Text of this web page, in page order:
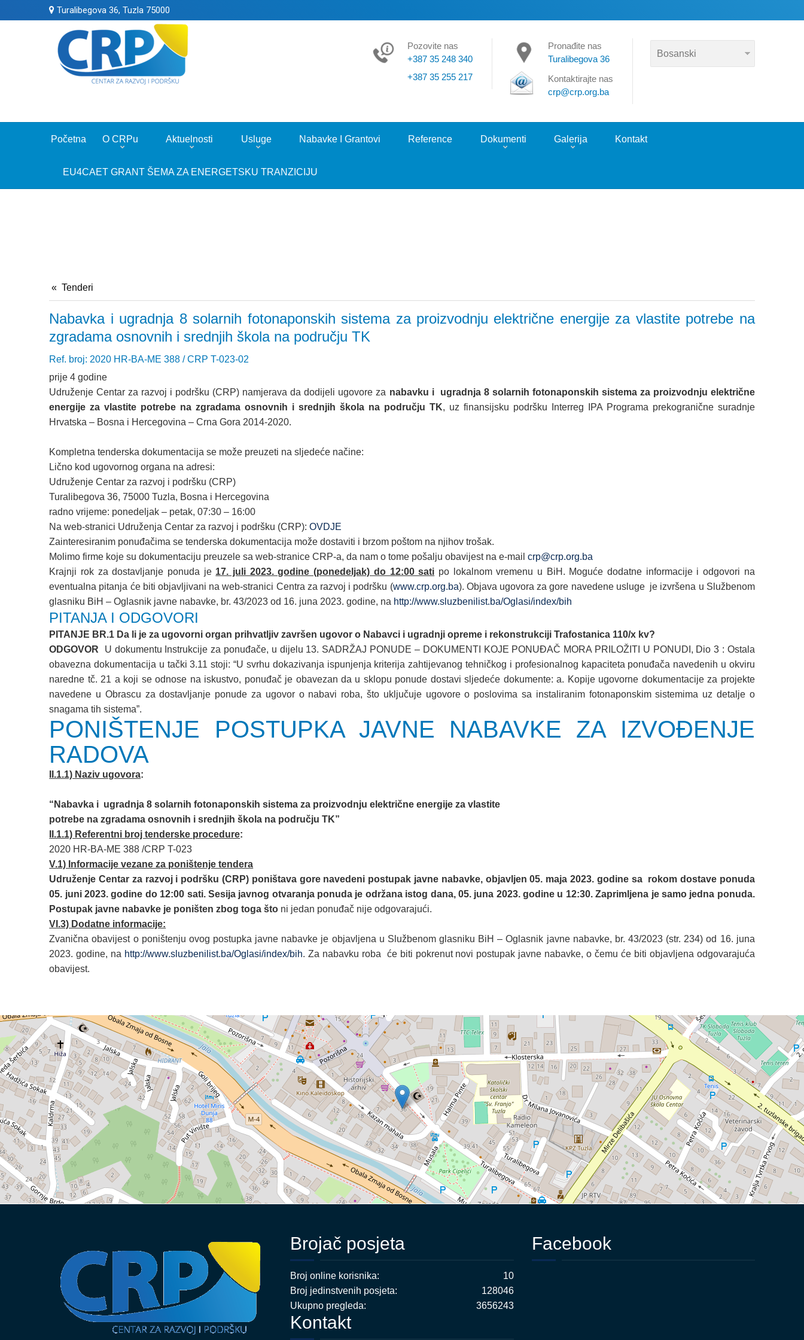
Turalibegova 36, Tuzla 75000
Pozovite nas
+387 35 248 340
+387 35 255 217
Pronađite nas
Turalibegova 36
Kontaktirajte nas
crp@crp.org.ba
Početna O CRPu Aktuelnosti Usluge Nabavke I Grantovi Reference Dokumenti Galerija Kontakt
EU4CAET GRANT ŠEMA ZA ENERGETSKU TRANZICIJU
Tenderi
Nabavka i ugradnja 8 solarnih fotonaponskih sistema za proizvodnju električne energije za vlastite potrebe na
zgradama osnovnih i srednjih škola na području TK
Ref. broj: 2020 HR-BA-ME 388 / CRP T-023-02
prije 4 godine
Udruženje Centar za razvoj i podršku (CRP) namjerava da dodijeli ugovore za nabavku i ugradnja 8 solarnih fotonaponskih sistema za proizvodnju električne
energije za vlastite potrebe na zgradama osnovnih i srednjih škola na području TK, uz finansijsku podršku Interreg IPA Programa prekogranične suradnje
Hrvatska – Bosna i Hercegovina – Crna Gora 2014-2020.
Kompletna tenderska dokumentacija se može preuzeti na sljedeće načine:
Lično kod ugovornog organa na adresi:
Udruženje Centar za razvoj i podršku (CRP)
Turalibegova 36, 75000 Tuzla, Bosna i Hercegovina
radno vrijeme: ponedeljak – petak, 07:30 – 16:00
Na web-stranici Udruženja Centar za razvoj i podršku (CRP):OVDJE
Zainteresiranim ponuđačima se tenderska dokumentacija može dostaviti i brzom poštom na njihov trošak.
Molimo firme koje su dokumentaciju preuzele sa web-stranice CRP-a, da nam o tome pošalju obavijest na e-mailcrp@crp.org.ba
Krajnji rok za dostavljanje ponuda je 17. juli 2023. godine (ponedeljak) do 12:00 sati po lokalnom vremenu u BiH. Moguće dodatne informacije i odgovori na
eventualna pitanja će biti objavljivani na web-stranici Centra za razvoj i podršku (www.crp.org.ba). Objava ugovora za gore navedene usluge je izvršena u Službenom
glasniku BiH – Oglasnik javne nabavke, br. 43/2023 od 16. juna 2023. godine, na http://www.sluzbenilist.ba/Oglasi/index/bih
PITANJA I ODGOVORI
PITANJE BR.1 Da li je za ugovorni organ prihvatljiv završen ugovor o Nabavci i ugradnji opreme i rekonstrukciji Trafostanica 110/x kv?
ODGOVOR U dokumentu Instrukcije za ponuđače, u dijelu 13. SADRŽAJ PONUDE – DOKUMENTI KOJE PONUĐAČ MORA PRILOŽITI U PONUDI, Dio 3 : Ostala
obavezna dokumentacija u tački 3.11 stoji: “U svrhu dokazivanja ispunjenja kriterija zahtijevanog tehničkog i profesionalnog kapaciteta ponuđača navedenih u okviru
naredne tč. 21 a koji se odnose na iskustvo, ponuđač je obavezan da u sklopu ponude dostavi sljedeće dokumente: a. Kopije ugovorne dokumentacije za projekte
navedene u Obrascu za dostavljanje ponude za ugovor o nabavi roba, što uključuje ugovore o poslovima sa instaliranim fotonaponskim sistemima uz detalje o
snagama tih sistema”.
PONIŠTENJE POSTUPKA JAVNE NABAVKE ZA IZVOĐENJE
RADOVA
II.1.1) Naziv ugovora:
“ Nabavka i ugradnja 8 solarnih fotonaponskih sistema za proizvodnju električne energije za vlastite
potrebe na zgradama osnovnih i srednjih škola na području TK”
II.1.1) Referentni broj tenderske procedure:
2020 HR-BA-ME 388 /CRP T-023
V.1) Informacije vezane za poništenje tendera
Udruženje Centar za razvoj i podršku (CRP) poništava gore navedeni postupak javne nabavke, objavljen 05. maja 2023. godine sa rokom dostave ponuda
05. juni 2023. godine do 12:00 sati. Sesija javnog otvaranja ponuda je održana istog dana, 05. juna 2023. godine u 12:30. Zaprimljena je samo jedna ponuda.
Postupak javne nabavke je poništen zbog toga što ni jedan ponuđač nije odgovarajući.
VI.3) Dodatne informacije:
Zvanična obavijest o poništenju ovog postupka javne nabavke je objavljena u Službenom glasniku BiH – Oglasnik javne nabavke, br. 43/2023 (str. 234) od 16. juna
2023. godine, na http://www.sluzbenilist.ba/Oglasi/index/bih. Za nabavku roba će biti pokrenut novi postupak javne nabavke, o čemu će biti objavljena odgovarajuća
obavijest.
Brojač posjeta
Broj online korisnika:
10
Broj jedinstvenih posjeta:
128046
Ukupno pregleda:
3656243
Kontakt
Facebook